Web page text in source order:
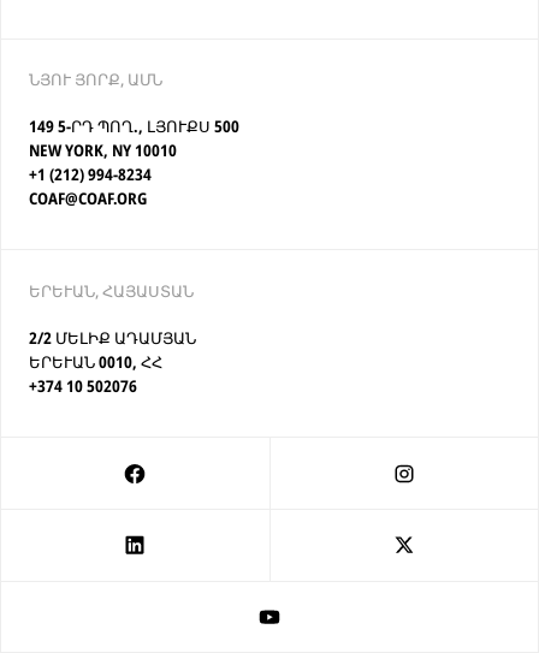
ՆՅՈՒ ՅՈՐՔ, ԱՄՆ
149 5-ՐԴ ՊՈՂ., ԼՅՈՒՔՍ 500
NEW YORK, NY 10010
+1 (212) 994-8234
COAF@COAF.ORG
ԵՐԵՒԱՆ, ՀԱՅԱՍՏԱՆ
2/2 ՄԵԼԻՔ ԱԴԱՄՅԱՆ
ԵՐԵՒԱՆ 0010, ՀՀ
+374 10 502076